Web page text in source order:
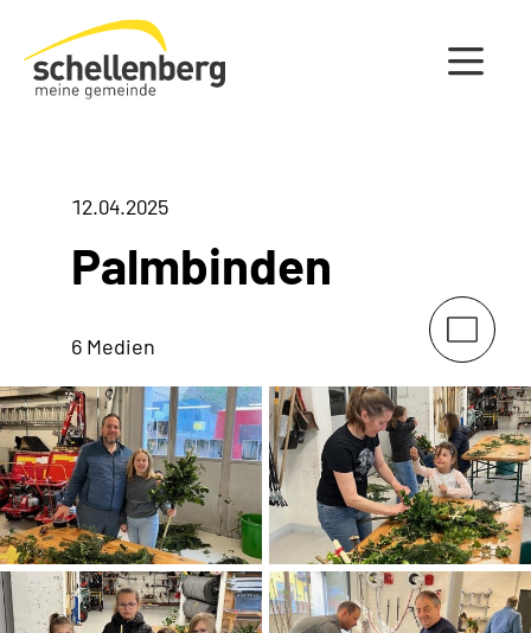
Gemeinde Schellenberg Startseite
12.04.2025
Palmbinden
6 Medien